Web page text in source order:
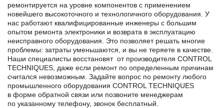
ремонтируется на уровне компонентов с применением
новейшего высокоточного и технологичного оборудования. У
нас работают квалифицированные инженеры с большим
опытом ремонта электроники и возврата в эксплуатацию
неисправного оборудования. Это позволяет решать многие
проблемы: затраты уменьшаются, и вы не теряете в качестве.
Наши специалисты восстановят от производителя CONTROL
TECHNIQUES, даже если ремонт по определенным причинам
считался невозможным. Задайте вопрос по ремонту любого
промышленного оборудования CONTROL TECHNIQUES
в формe обратной связи или позвоните менеджерам
по указанному телефону, звонок бесплатный.